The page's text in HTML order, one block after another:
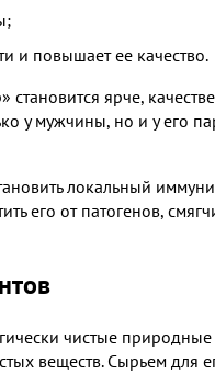
и повышает ее качество.
ярче,
у мужчины, но и у его
локальный
его от патогенов,
чистые
веществ. Сырьем для